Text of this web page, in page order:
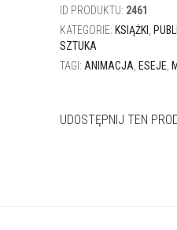
ID PRODUKTU: 2461
KATEGORIE: KSIĄŻKI
SZTUKA
TAGI: ANIMACJA ESEJE
UDOSTĘPNIJ TEN